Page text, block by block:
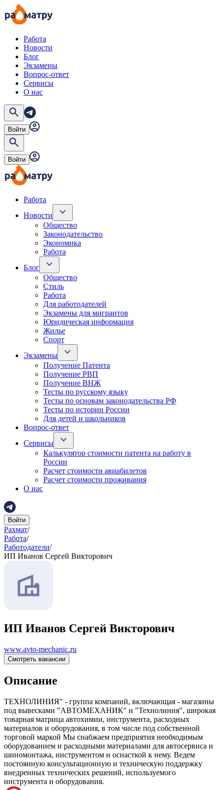
Работа
Новости
Блог
Экзамены
Вопрос-ответ
Сервисы
О нас
Войти
Войти
Работа
Новости
Общество
Законодательство
Экономика
Работа
Блог
Общество
Стиль
Работа
Для работодателей
Экзамены для мигрантов
Юридическая информация
Жилье
Спорт
Экзамены
Получение Патента
Получение РВП
Получение ВНЖ
Тесты по русскому языку
Тесты по основам законодательства РФ
Тесты по истории России
Для детей и школьников
Вопрос-ответ
Сервисы
Калькулятор стоимости патента на работу в
России
Расчет стоимости авиабилетов
Расчет стоимости проживания
О нас
Войти
Рахмат/
Работа/
Работодатели/
ИП Иванов Сергей Викторович
ИП Иванов Сергей Викторович
www.avto-mechanic.ru
Смотреть вакансии
Описание
ТЕХНОЛИНИЯ" - группа компаний, включающая - магазины
под вывесками "АВТОМЕХАНИК" и "Технолиния", широкая
товарная матрица автохимии, инструмента, расходных
материалов и оборудования, в том числе под собственной
торговой маркой Мы снабжаем предприятия необходимым
оборудованием и расходными материалами для автосервиса и
шиномонтажа, инструментом и оснасткой к нему. Ведем
постоянную консультационную и техническую поддержку
внедренных технических решений, используемого
инструмента и оборудования.